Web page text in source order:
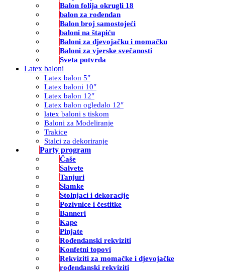
Balon folija okrugli 18
balon za rođendan
Balon broj samostojeći
baloni na štapiću
Baloni za djevojačku i momačku
Baloni za vjerske svečanosti
Sveta potvrda
Latex baloni
Latex balon 5″
Latex baloni 10″
Latex balon 12″
Latex balon ogledalo 12″
latex baloni s tiskom
Baloni za Modeliranje
Trakice
Stalci za dekoriranje
Party program
Čaše
Salvete
Tanjuri
Slamke
Stolnjaci i dekoracije
Pozivnice i čestitke
Banneri
Kape
Pinjate
Rođendanski rekviziti
Konfetni topovi
Rekviziti za momačke i djevojačke
rođendanski rekviziti